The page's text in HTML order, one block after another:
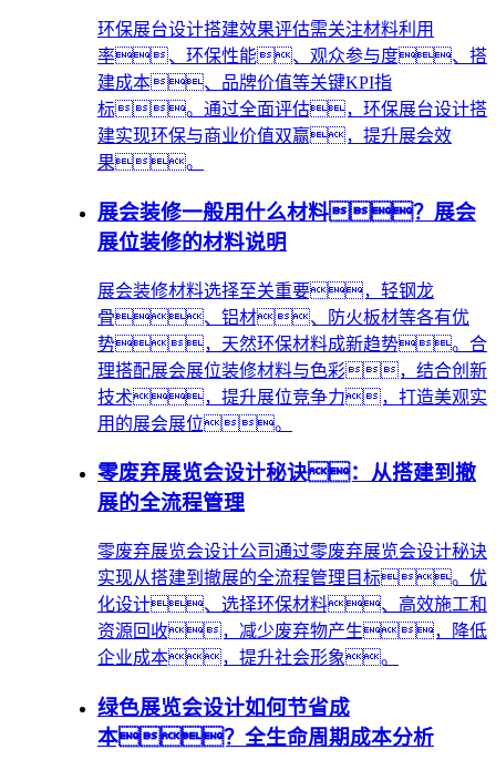
环保展台设计搭建效果评估需关注材料利用
率、环保性能、观众参与度、搭
建成本、品牌价值等关键KPI指
标。通过全面评估，环保展台设计搭
建实现环保与商业价值双赢，提升展会效
果。
展会装修一般用什么材料？展会
展位装修的材料说明
展会装修材料选择至关重要，轻钢龙
骨、铝材、防火板材等各有优
势，天然环保材料成新趋势。合
理搭配展会展位装修材料与色彩，结合创新
技术，提升展位竞争力，打造美观实
用的展会展位。
零废弃展览会设计秘诀：从搭建到撤
展的全流程管理
零废弃展览会设计公司通过零废弃展览会设计秘诀
实现从搭建到撤展的全流程管理目标。优
化设计、选择环保材料、高效施工和
资源回收，减少废弃物产生，降低
企业成本，提升社会形象。
绿色展览会设计如何节省成
本？全生命周期成本分析